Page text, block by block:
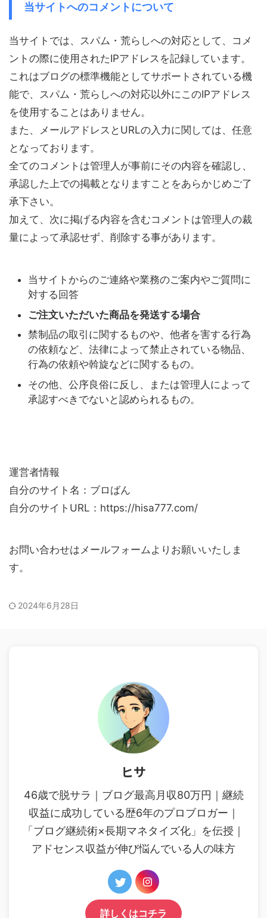
当サイトへのコメントについて
当サイトでは、スパム・荒らしへの対応として、コメ
ントの際に使用されたIPアドレスを記録しています。
これはブログの標準機能としてサポートされている機
能で、スパム・荒らしへの対応以外にこのIPアドレス
を使用することはありません。
また、メールアドレスとURLの入力に関しては、任意
となっております。
全てのコメントは管理人が事前にその内容を確認し、
承認した上での掲載となりますことをあらかじめご了
承下さい。
加えて、次に掲げる内容を含むコメントは管理人の裁
量によって承認せず、削除する事があります。
当サイトからのご連絡や業務のご案内やご質問に
対する回答
ご注文いただいた商品を発送する場合
禁制品の取引に関するものや、他者を害する行為
の依頼など、法律によって禁止されている物品、
行為の依頼や斡旋などに関するもの。
その他、公序良俗に反し、または管理人によって
承認すべきでないと認められるもの。
運営者情報
自分のサイト名：ブロばん
自分のサイトURL：https://hisa777.com/
お問い合わせはメールフォームよりお願いいたしま
す。
2024年6月28日
ヒサ
46歳で脱サラ｜ブログ最高月収80万円｜継続
収益に成功している歴6年のプロブロガー｜
「ブログ継続術×長期マネタイズ化」を伝授｜
アドセンス収益が伸び悩んでいる人の味方
詳しくはコチラ